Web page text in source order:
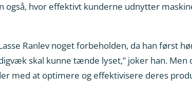
hvor effektivt kunderne udnytter
Ranlev noget forbeholden, da han først
skal kunne tænde lyset,” joker han. Men
med at optimere og effektivisere deres